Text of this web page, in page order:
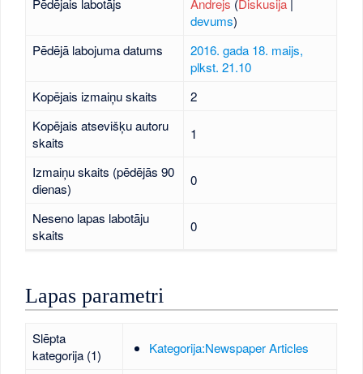
Pēdējais labotājs
Andrejs (Diskusija|
devums)
Pēdējā labojuma datums
2016. gada 18. maijs,
plkst. 21.10
Kopējais izmaiņu skaits
2
Kopējais atsevišķu autoru
skaits
1
Izmaiņu skaits (pēdējās 90
dienas)
0
Neseno lapas labotāju
skaits
0
Lapas parametri
Slēpta
kategorija (1)
Kategorija:Newspaper Articles